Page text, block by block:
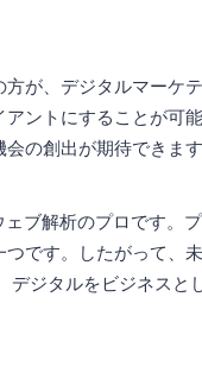
が、デジタルマーケ
ントにすることが可
の創出が期待できま
ブ解析のプロです。
です。したがって、
デジタルをビジネスと